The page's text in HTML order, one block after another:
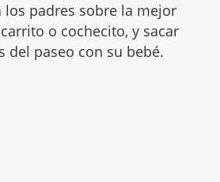
padres sobre la mejor
o cochecito, y sacar
del paseo con su bebé.